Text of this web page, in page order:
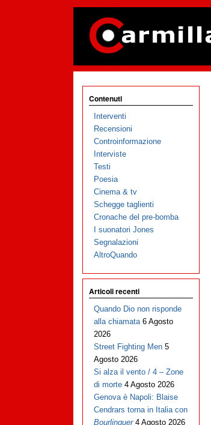
Contenuti
Interventi
Recensioni
Controinformazione
Interviste
Testi
Poesia
Cinema & tv
Schegge taglienti
Cronache del pre-bomba
I suonatori Jones
Segnalazioni
AltroQuando
Articoli recenti
Quando Dio non risponde
alla chiamata 6 Agosto
2026
Street Fighting Men 5
Agosto 2026
Si alza il vento / 4 – Zone
di morte 4 Agosto 2026
Genova è Napoli: Blaise
Cendrars torna in Italia con
Bourlinguer 4 Agosto 2026